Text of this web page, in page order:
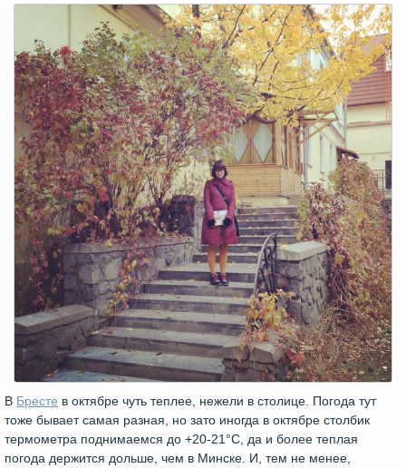
В Бресте в октябре чуть теплее, нежели в столице. Погода тут
тоже бывает самая разная, но зато иногда в октябре столбик
термометра поднимаемся до +20-21°С, да и более теплая
погода держится дольше, чем в Минске. И, тем не менее,